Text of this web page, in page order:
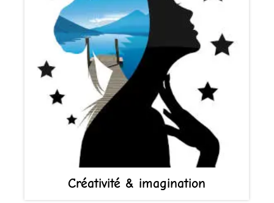
Créativité & imagination